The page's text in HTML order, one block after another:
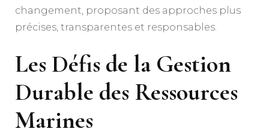
changement, proposant des approches plus
précises, transparentes et responsables.
Les Défis de la Gestion
Durable des Ressources
Marines